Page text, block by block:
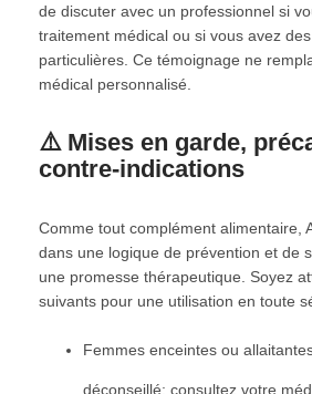
de discuter avec un professionnel si
traitement médical ou si vous avez
particulières. Ce témoignage ne
médical personnalisé.
⚠️ Mises en garde,
contre-indications
Comme tout complément alimentaire,
dans une logique de prévention et de
une promesse thérapeutique. Soyez
suivants pour une utilisation en toute
Femmes enceintes ou
déconseillé; consultez votre